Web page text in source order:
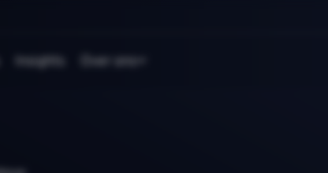
Insights Over ons